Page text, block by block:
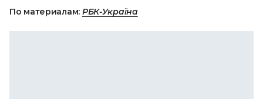
По материалам: РБК-Україна